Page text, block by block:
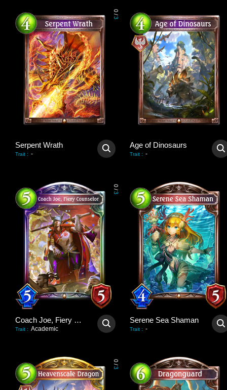
0
/
3
Serpent Wrath
Trait : -
Age of Dinosaurs
Trait : -
0
/
3
Coach Joe, Fiery Counselor
Trait : Academic
Serene Sea Shaman
Trait : -
0
/
3